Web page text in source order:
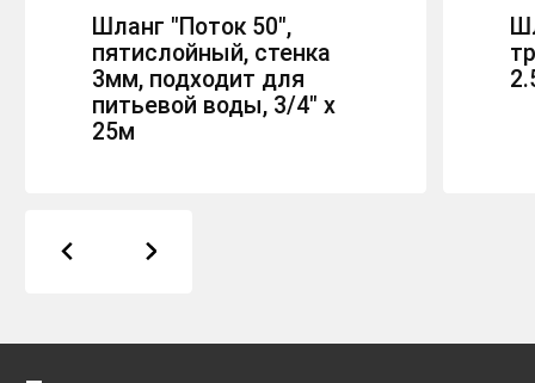
Шланг "Поток 50",
пятислойный, стенка
3мм, подходит для
питьевой воды, 3/4" х
25м